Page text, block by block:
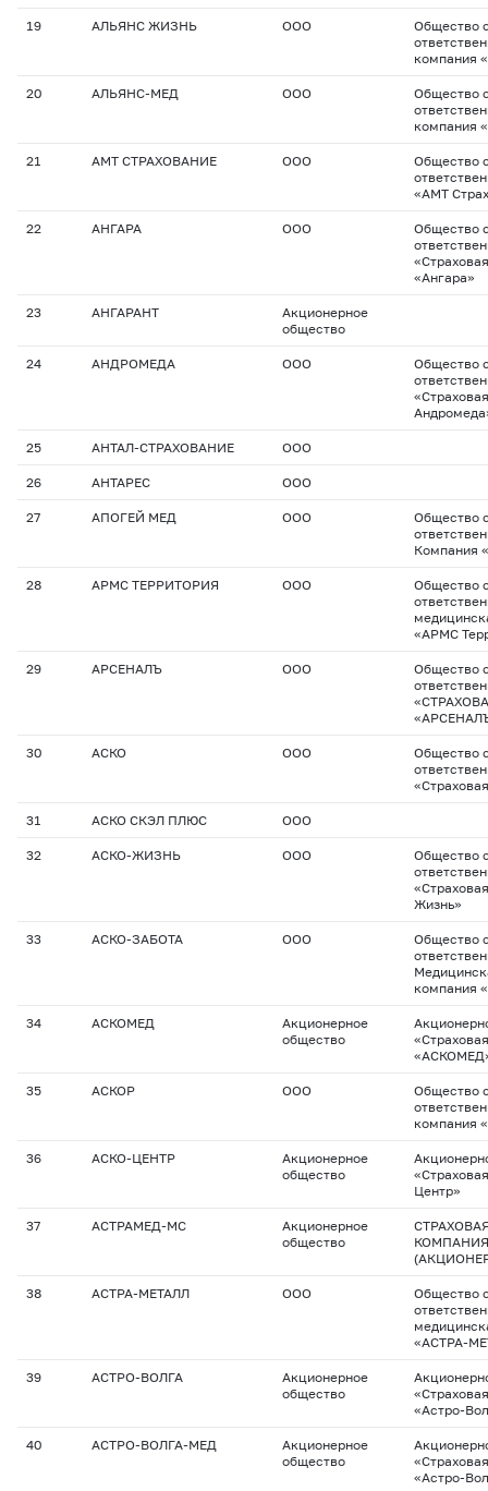
19 АЛЬЯНС ЖИЗНЬ ООО
Общество
компания
20 АЛЬЯНС-МЕД ООО
Общество
компания
21 АМТ СТРАХОВАНИЕ ООО
Общество
«АМТ
22 АНГАРА ООО
Общество
«Ангара»
23 АНГАРАНТ
Акционерное
общество
24 АНДРОМЕДА ООО
Общество
25 АНТАЛ-СТРАХОВАНИЕ ООО
26 АНТАРЕС ООО
27 АПОГЕЙ МЕД ООО
Общество
Компания
28 АРМС ТЕРРИТОРИЯ ООО
Общество
«АРМС
29 АРСЕНАЛЪ ООО
Общество
30 АСКО ООО
Общество
31 АСКО СКЭЛ ПЛЮС ООО
32 АСКО-ЖИЗНЬ ООО
Общество
Жизнь»
33 АСКО-ЗАБОТА ООО
Общество
компания
34 АСКОМЕД
Акционерное
общество
35 АСКОР ООО
Общество
компания
36 АСКО-ЦЕНТР
Акционерное
общество
Центр»
37 АСТРАМЕД-МС
Акционерное
общество
38 АСТРА-МЕТАЛЛ ООО
Общество
«АСТРА-
39 АСТРО-ВОЛГА
Акционерное
общество
«Астро-
40 АСТРО-ВОЛГА-МЕД
Акционерное
общество
«Астро-